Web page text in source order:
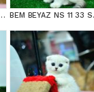
SAHİP SİLVER SCOTTİSH FOLD